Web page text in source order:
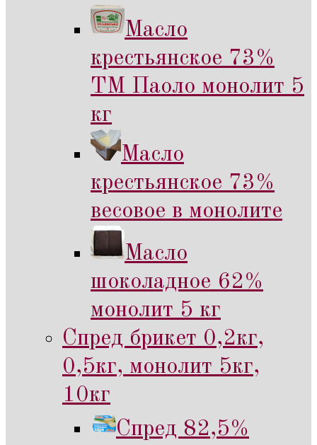
Масло
крестьянское 73%
ТМ Паоло монолит 5
кг
Масло
крестьянское 73%
весовое в монолите
Масло
шоколадное 62%
монолит 5 кг
Спред брикет 0,2кг,
0,5кг, монолит 5кг,
10кг
Спред 82,5%